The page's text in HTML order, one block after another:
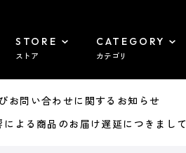
STORE
ストア
CATEGORY
カテゴリ
問い合わせに関するお知らせ
よる商品のお届け遅延につきまして